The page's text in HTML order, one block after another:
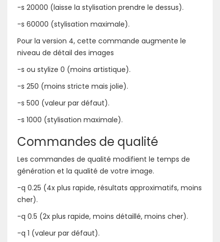
-s 20000 (laisse la stylisation prendre le dessus).
-s 60000 (stylisation maximale).
Pour la version 4, cette commande augmente le
niveau de détail des images
-s ou stylize 0 (moins artistique).
-s 250 (moins stricte mais jolie).
-s 500 (valeur par défaut).
-s 1000 (stylisation maximale).
Commandes de qualité
Les commandes de qualité modifient le temps de
génération et la qualité de votre image.
-q 0.25 (4x plus rapide, résultats approximatifs, moins
cher).
-q 0.5 (2x plus rapide, moins détaillé, moins cher).
-q 1 (valeur par défaut).